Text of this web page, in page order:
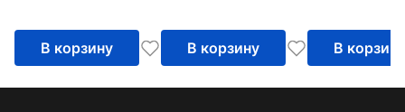
В корзину В корзину В корзину